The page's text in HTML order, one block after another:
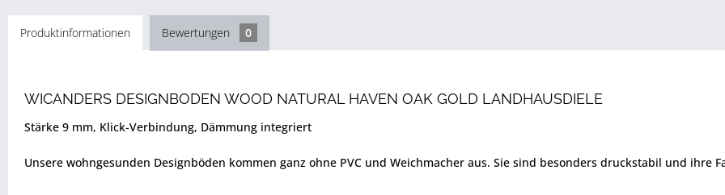
Produktinformationen Bewertungen 0
WICANDERS DESIGNBODEN WOOD NATURAL HAVEN OAK GOLD LANDHAUSDIELE
Stärke 9 mm, Klick-Verbindung, Dämmung integriert
Unsere wohngesunden Designböden kommen ganz ohne PVC und Weichmacher aus. Sie sind besonders druckstabil und ihre